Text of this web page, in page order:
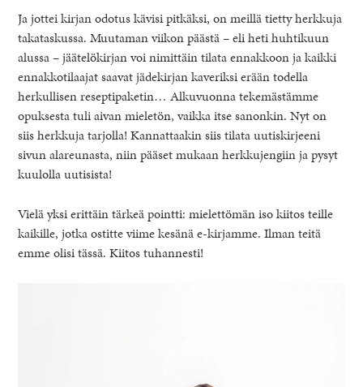
Ja jottei kirjan odotus kävisi pitkäksi, on meillä tietty herkkuja
takataskussa. Muutaman viikon päästä – eli heti huhtikuun
alussa – jäätelökirjan voi nimittäin tilata ennakkoon ja kaikki
ennakkotilaajat saavat jädekirjan kaveriksi erään todella
herkullisen reseptipaketin… Alkuvuonna tekemästämme
opuksesta tuli aivan mieletön, vaikka itse sanonkin. Nyt on
siis herkkuja tarjolla! Kannattaakin siis tilata uutiskirjeeni
sivun alareunasta, niin pääset mukaan herkkujengiin ja pysyt
kuulolla uutisista!
Vielä yksi erittäin tärkeä pointti: mielettömän iso kiitos teille
kaikille, jotka ostitte viime kesänä e-kirjamme. Ilman teitä
emme olisi tässä. Kiitos tuhannesti!